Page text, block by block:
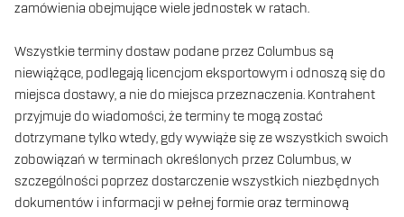
zamówienia obejmujące wiele jednostek w ratach.
Wszystkie terminy dostaw podane przez Columbus są
niewiążące, podlegają licencjom eksportowym i odnoszą się do
miejsca dostawy, a nie do miejsca przeznaczenia. Kontrahent
przyjmuje do wiadomości, że terminy te mogą zostać
dotrzymane tylko wtedy, gdy wywiąże się ze wszystkich swoich
zobowiązań w terminach określonych przez Columbus, w
szczególności poprzez dostarczenie wszystkich niezbędnych
dokumentów i informacji w pełnej formie oraz terminową